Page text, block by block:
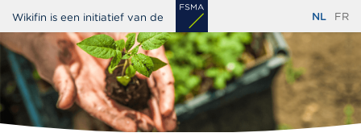
Overslaan
en
naar
de
inhoud
gaan
Wikifin is een initiatief van de NL FR